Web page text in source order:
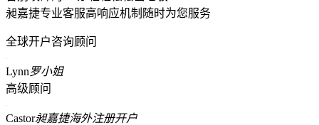
昶嘉捷专业客服高响应机制随时为您服务
全球开户咨询顾问
Lynn罗小姐
高级顾问
Castor昶嘉捷海外注册开户